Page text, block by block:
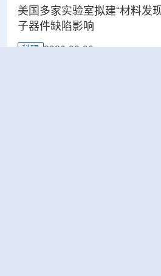
美国多家实验室拟建“材料发
子器件缺陷影响
科研 2026-08-06